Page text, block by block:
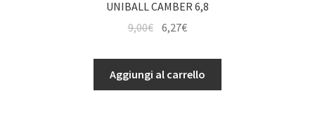
UNIBALL CAMBER 6,8
9,00€
originale
era:
6,27€Il
attuale
è:
Aggiungi al carrello